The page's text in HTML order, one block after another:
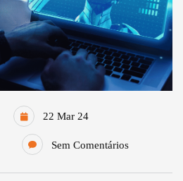
22 Mar 24
Sem Comentários